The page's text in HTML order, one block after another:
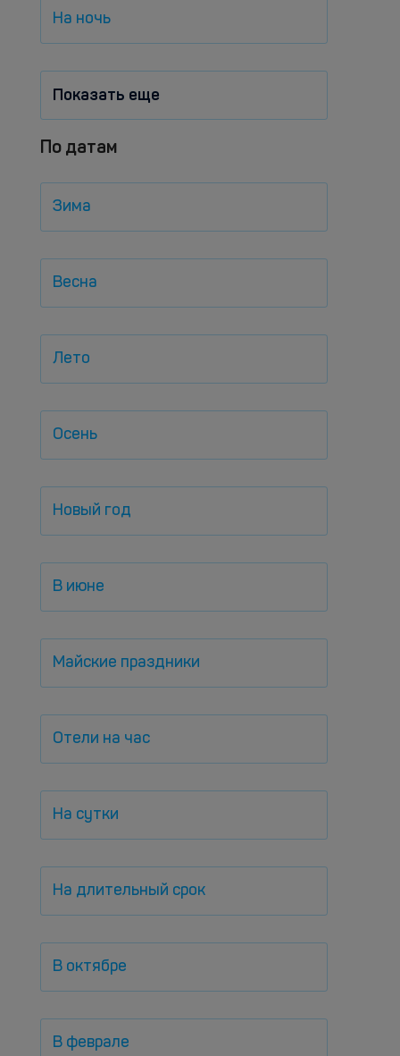
На ночь
Показать еще
По датам
Зима
Весна
Лето
Осень
Новый год
В июне
Майские праздники
Отели на час
На сутки
На длительный срок
В октябре
В феврале